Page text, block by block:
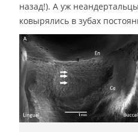
назад!). А уж
ковырялись в зубах